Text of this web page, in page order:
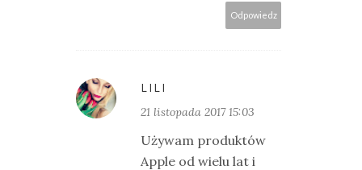
Odpowiedz
LILI
21 listopada 2017 15:03
Używam produktów
Apple od wielu lat i